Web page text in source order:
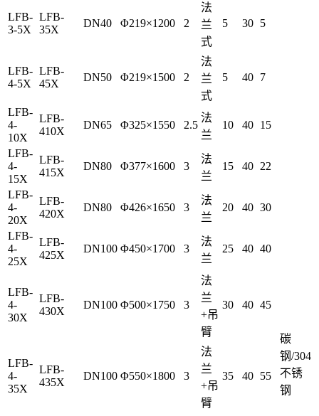
碳
钢/304
不锈
钢
LFB-
3-5X
LFB-
35X
DN40 Φ219×1200 2
法
兰
式
5 30 5
LFB-
4-5X
LFB-
45X
DN50 Φ219×1500 2
法
兰
式
5 40 7
LFB-
4-
10X
LFB-
410X
DN65 Φ325×1550 2.5
法
兰
10 40 15
LFB-
4-
15X
LFB-
415X
DN80 Φ377×1600 3
法
兰
15 40 22
LFB-
4-
20X
LFB-
420X
DN80 Φ426×1650 3
法
兰
20 40 30
LFB-
4-
25X
LFB-
425X
DN100 Φ450×1700 3
法
兰
25 40 40
LFB-
4-
30X
LFB-
430X
DN100 Φ500×1750 3
法
兰
+吊
臂
30 40 45
LFB-
4-
35X
LFB-
435X
DN100 Φ550×1800 3
法
兰
+吊
臂
35 40 55